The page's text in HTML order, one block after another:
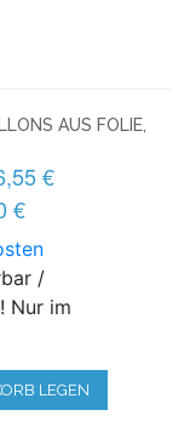
AUS FOLIE,
€
€
/
Nur im
LEGEN